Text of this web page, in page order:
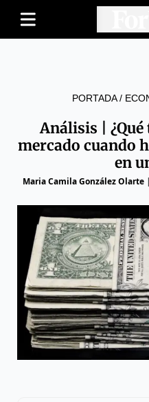
PORTADA/
Análisis | ¿Qué
mercado cuando
en
Maria Camila González Olarte|